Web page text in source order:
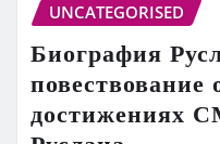
UNCATEGORISED
Биография
повествование
достижениях